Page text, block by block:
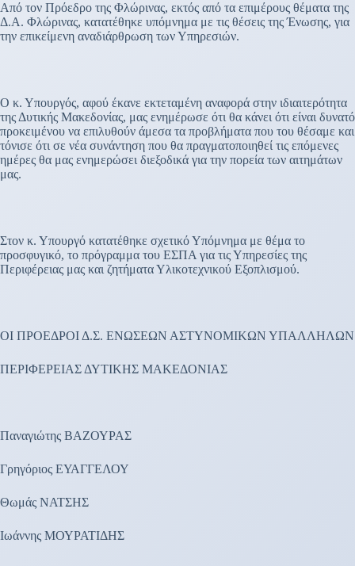
Από τον Πρόεδρο της Φλώρινας, εκτός από τα επιμέρους θέματα της
Δ.Α. Φλώρινας, κατατέθηκε υπόμνημα με τις θέσεις της Ένωσης, για
την επικείμενη αναδιάρθρωση των Υπηρεσιών.
Ο κ. Υπουργός, αφού έκανε εκτεταμένη αναφορά στην ιδιαιτερότητα
της Δυτικής Μακεδονίας, μας ενημέρωσε ότι θα κάνει ότι είναι δυνατό
προκειμένου να επιλυθούν άμεσα τα προβλήματα που του θέσαμε και
τόνισε ότι σε νέα συνάντηση που θα πραγματοποιηθεί τις επόμενες
ημέρες θα μας ενημερώσει διεξοδικά για την πορεία των αιτημάτων
μας.
Στον κ. Υπουργό κατατέθηκε σχετικό Υπόμνημα με θέμα το
προσφυγικό, το πρόγραμμα του ΕΣΠΑ για τις Υπηρεσίες της
Περιφέρειας μας και ζητήματα Υλικοτεχνικού Εξοπλισμού.
ΟΙ ΠΡΟΕΔΡΟΙ Δ.Σ. ΕΝΩΣΕΩΝ ΑΣΤΥΝΟΜΙΚΩΝ ΥΠΑΛΛΗΛΩΝ
ΠΕΡΙΦΕΡΕΙΑΣ ΔΥΤΙΚΗΣ ΜΑΚΕΔΟΝΙΑΣ
Παναγιώτης ΒΑΖΟΥΡΑΣ
Γρηγόριος ΕΥΑΓΓΕΛΟΥ
Θωμάς ΝΑΤΣΗΣ
Ιωάννης ΜΟΥΡΑΤΙΔΗΣ